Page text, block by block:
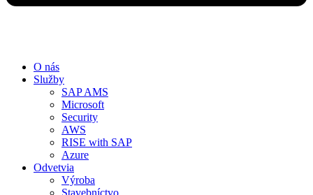
O nás
Služby
SAP AMS
Microsoft
Security
AWS
RISE with SAP
Azure
Odvetvia
Výroba
Stavebníctvo